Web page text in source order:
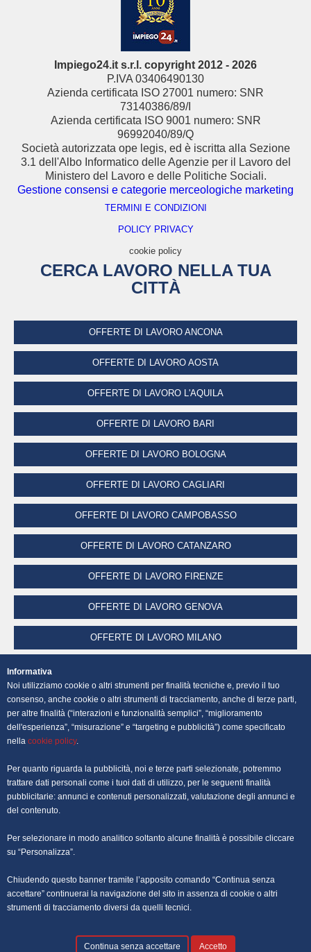
Impiego24.it s.r.l. copyright 2012 - 2026
P.IVA 03406490130
Azienda certificata ISO 27001 numero: SNR
73140386/89/I
Azienda certificata ISO 9001 numero: SNR
96992040/89/Q
Società autorizzata ope legis, ed è iscritta alla Sezione
3.1 dell'Albo Informatico delle Agenzie per il Lavoro del
Ministero del Lavoro e delle Politiche Sociali.
Gestione consensi e categorie merceologiche marketing
TERMINI E CONDIZIONI
POLICY PRIVACY
cookie policy
CERCA LAVORO NELLA TUA
CITTÀ
OFFERTE DI LAVORO ANCONA
OFFERTE DI LAVORO AOSTA
OFFERTE DI LAVORO L'AQUILA
OFFERTE DI LAVORO BARI
OFFERTE DI LAVORO BOLOGNA
OFFERTE DI LAVORO CAGLIARI
OFFERTE DI LAVORO CAMPOBASSO
OFFERTE DI LAVORO CATANZARO
OFFERTE DI LAVORO FIRENZE
OFFERTE DI LAVORO GENOVA
OFFERTE DI LAVORO MILANO
OFFERTE DI LAVORO PALERMO
OFFERTE DI LAVORO PERUGIA
OFFERTE DI LAVORO ROMA
OFFERTE DI LAVORO TRIESTE
OFFERTE DI LAVORO VENEZIA
Informativa
Noi utilizziamo cookie o altri strumenti per finalità tecniche e, previo il tuo
consenso, anche cookie o altri strumenti di tracciamento, anche di terze parti,
per altre finalità (“interazioni e funzionalità semplici”, “miglioramento
dell'esperienza”, “misurazione” e “targeting e pubblicità”) come specificato
nella cookie policy.
Per quanto riguarda la pubblicità, noi e terze parti selezionate, potremmo
trattare dati personali come i tuoi dati di utilizzo, per le seguenti finalità
pubblicitarie: annunci e contenuti personalizzati, valutazione degli annunci e
del contenuto.
Per selezionare in modo analitico soltanto alcune finalità è possibile cliccare
su “Personalizza”.
Chiudendo questo banner tramite l’apposito comando “Continua senza
accettare” continuerai la navigazione del sito in assenza di cookie o altri
strumenti di tracciamento diversi da quelli tecnici.
Continua senza accettare Accetto